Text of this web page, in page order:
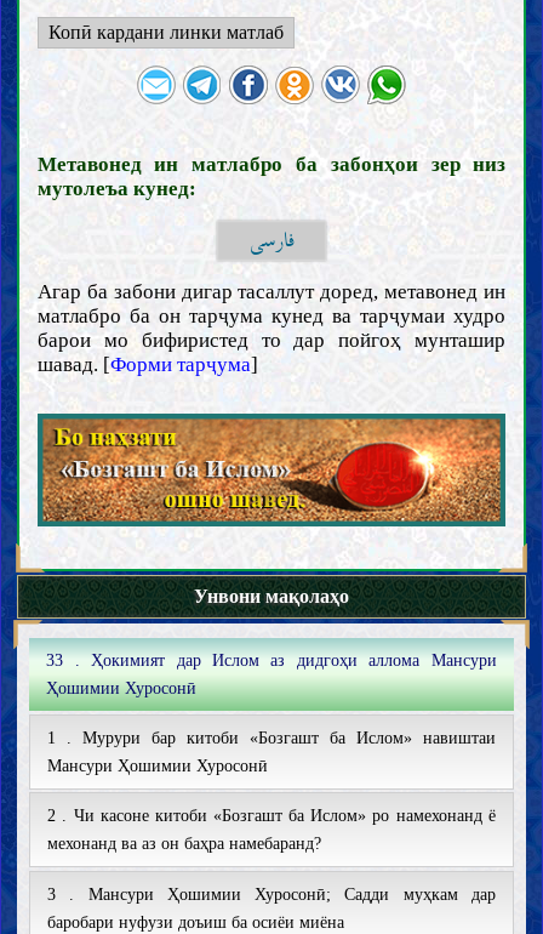
Копӣ кардани линки матлаб
Метавонед ин матлабро ба забонҳои зер низ
мутолеъа кунед:
فارسی
Агар ба забони дигар тасаллут доред, метавонед ин
матлабро ба он тарҷума кунед ва тарҷумаи худро
барои мо бифиристед то дар пойгоҳ мунташир
шавад. [Форми тарҷума]
Унвони мақолаҳо
33 . Ҳокимият дар Ислом аз дидгоҳи аллома Мансури
Ҳошимии Хуросонӣ
1 . Мурури бар китоби «Бозгашт ба Ислом» навиштаи
Мансури Ҳошимии Хуросонӣ
2 . Чи касоне китоби «Бозгашт ба Ислом» ро намехонанд ё
мехонанд ва аз он баҳра намебаранд?
3 . Мансури Ҳошимии Хуросонӣ; Садди муҳкам дар
баробари нуфузи доъиш ба осиёи миёна